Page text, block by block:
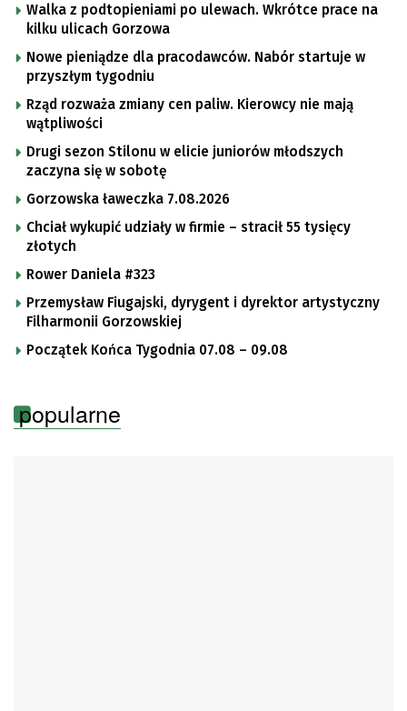
Walka z podtopieniami po ulewach. Wkrótce prace na
kilku ulicach Gorzowa
Nowe pieniądze dla pracodawców. Nabór startuje w
przyszłym tygodniu
Rząd rozważa zmiany cen paliw. Kierowcy nie mają
wątpliwości
Drugi sezon Stilonu w elicie juniorów młodszych
zaczyna się w sobotę
Gorzowska ławeczka 7.08.2026
Chciał wykupić udziały w firmie – stracił 55 tysięcy
złotych
Rower Daniela #323
Przemysław Fiugajski, dyrygent i dyrektor artystyczny
Filharmonii Gorzowskiej
Początek Końca Tygodnia 07.08 – 09.08
popularne